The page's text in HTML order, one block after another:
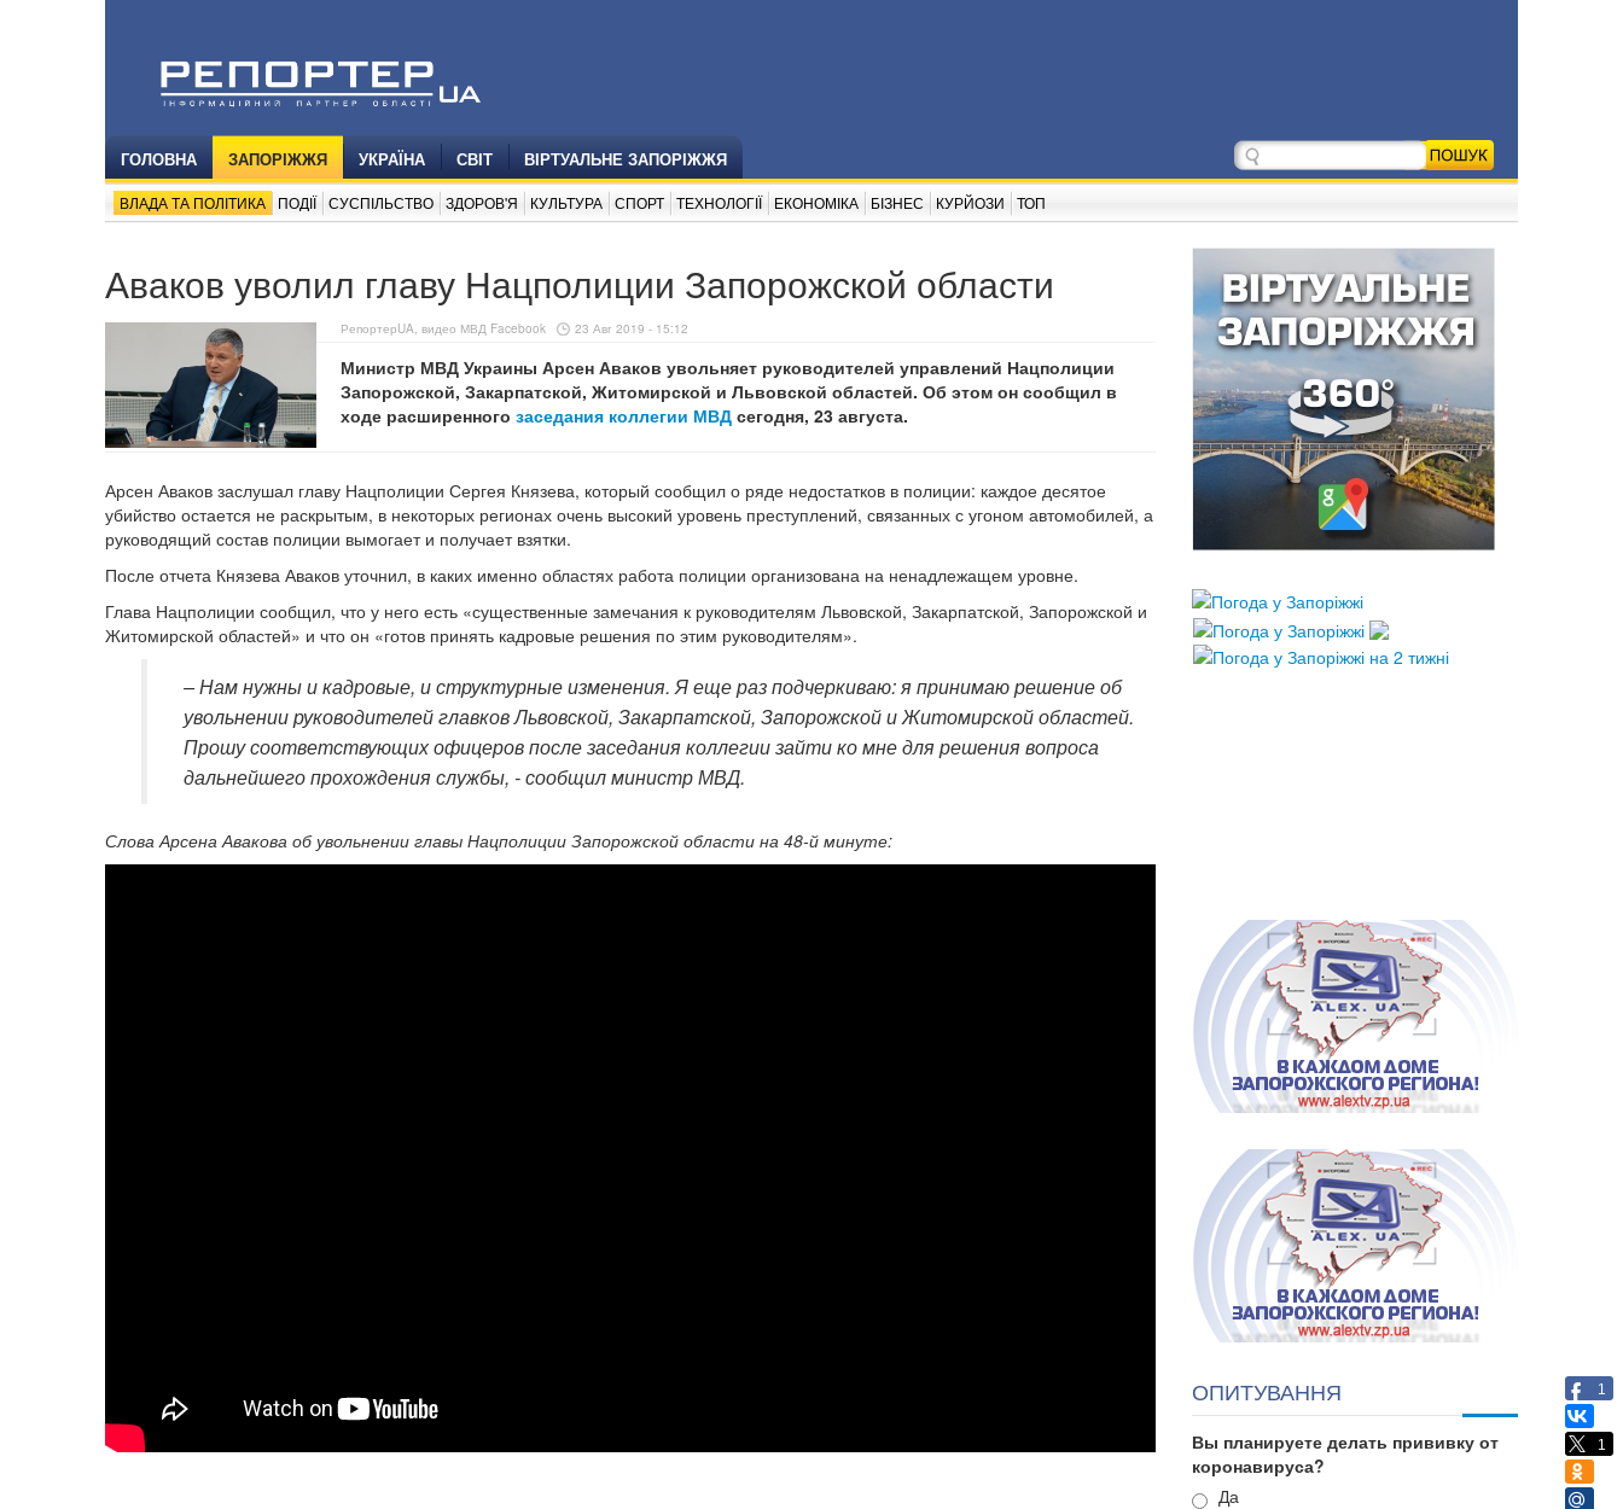
ГОЛОВНА ЗАПОРІЖЖЯ УКРАЇНА СВІТ ВІРТУАЛЬНЕ ЗАПОРІЖЖЯ
ВЛАДА ТА ПОЛІТИКА ПОДІЇ СУСПІЛЬСТВО ЗДОРОВ'Я КУЛЬТУРА СПОРТ ТЕХНОЛОГІЇ ЕКОНОМІКА БІЗНЕС КУРЙОЗИ ТОП
Аваков уволил главу Нацполиции Запорожской области
РепортерUA, видео МВД Facebook 23 Авг 2019 - 15:12
Министр МВД Украины Арсен Аваков увольняет руководителей управлений Нацполиции
Запорожской, Закарпатской, Житомирской и Львовской областей. Об этом он сообщил в
ходе расширенного заседания коллегии МВД сегодня, 23 августа.
Арсен Аваков заслушал главу Нацполиции Сергея Князева, который сообщил о ряде недостатков в полиции: каждое десятое
убийство остается не раскрытым, в некоторых регионах очень высокий уровень преступлений, связанных с угоном автомобилей, а
руководящий состав полиции вымогает и получает взятки.
После отчета Князева Аваков уточнил, в каких именно областях работа полиции организована на ненадлежащем уровне.
Глава Нацполиции сообщил, что у него есть «существенные замечания к руководителям Львовской, Закарпатской, Запорожской и
Житомирской областей» и что он «готов принять кадровые решения по этим руководителям».
– Нам нужны и кадровые, и структурные изменения. Я еще раз подчеркиваю: я принимаю решение об
увольнении руководителей главков Львовской, Закарпатской, Запорожской и Житомирской областей.
Прошу соответствующих офицеров после заседания коллегии зайти ко мне для решения вопроса
дальнейшего прохождения службы, - сообщил министр МВД.
Слова Арсена Авакова об увольнении главы Нацполиции Запорожской области на 48-й минуте:
ОПИТУВАННЯ
Вы планируете делать прививку от
коронавируса?
Варианты
Да
1
1